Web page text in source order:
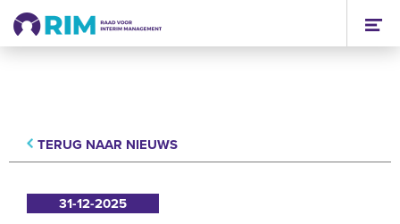
TERUG NAAR NIEUWS
31-12-2025